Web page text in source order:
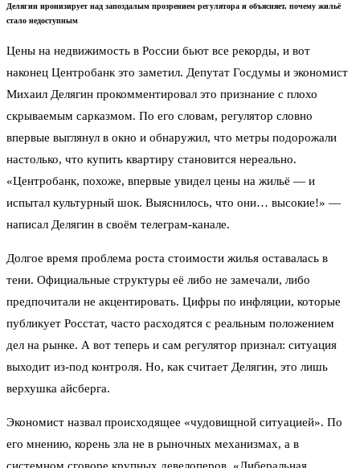
Делягин иронизирует над запоздалым прозрением регулятора и объясняет, почему жильё
стало недоступным
Цены на недвижимость в России бьют все рекорды, и вот
наконец Центробанк это заметил. Депутат Госдумы и экономист
Михаил Делягин прокомментировал это признание с плохо
скрываемым сарказмом. По его словам, регулятор словно
впервые выглянул в окно и обнаружил, что метры подорожали
настолько, что купить квартиру становится нереально.
«Центробанк, похоже, впервые увидел цены на жильё — и
испытал культурный шок. Выяснилось, что они… высокие!» —
написал Делягин в своём телеграм-канале.
Долгое время проблема роста стоимости жилья оставалась в
тени. Официальные структуры её либо не замечали, либо
предпочитали не акцентировать. Цифры по инфляции, которые
публикует Росстат, часто расходятся с реальным положением
дел на рынке. А вот теперь и сам регулятор признал: ситуация
выходит из-под контроля. Но, как считает Делягин, это лишь
верхушка айсберга.
Экономист назвал происходящее «чудовищной ситуацией». По
его мнению, корень зла не в рыночных механизмах, а в